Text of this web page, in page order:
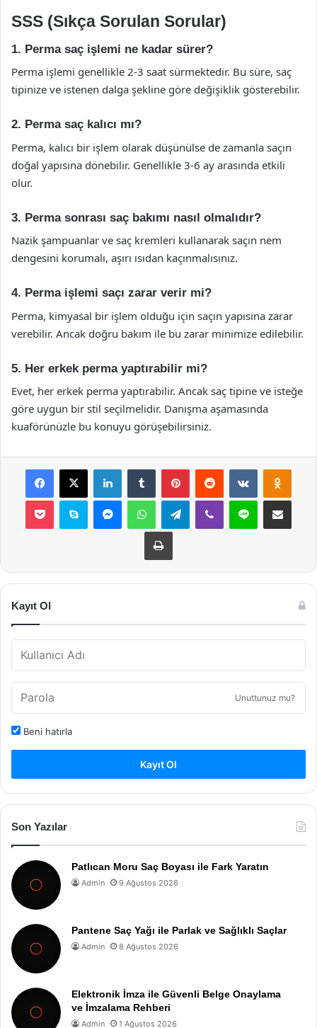
SSS (Sıkça Sorulan Sorular)
1. Perma saç işlemi ne kadar sürer?
Perma işlemi genellikle 2-3 saat sürmektedir. Bu süre, saç
tipinize ve istenen dalga şekline göre değişiklik gösterebilir.
2. Perma saç kalıcı mı?
Perma, kalıcı bir işlem olarak düşünülse de zamanla saçın
doğal yapısına dönebilir. Genellikle 3-6 ay arasında etkili
olur.
3. Perma sonrası saç bakımı nasıl olmalıdır?
Nazik şampuanlar ve saç kremleri kullanarak saçın nem
dengesini korumalı, aşırı ısıdan kaçınmalısınız.
4. Perma işlemi saçı zarar verir mi?
Perma, kimyasal bir işlem olduğu için saçın yapısına zarar
verebilir. Ancak doğru bakım ile bu zarar minimize edilebilir.
5. Her erkek perma yaptırabilir mi?
Evet, her erkek perma yaptırabilir. Ancak saç tipine ve isteğe
göre uygun bir stil seçilmelidir. Danışma aşamasında
kuaförünüzle bu konuyu görüşebilirsiniz.
Facebook
X LinkedInTumblr PinterestReddit VKontakte
Pocket Skype MessengerWhatsAppTelegramViber Line E-Posta ile
Yazdır
Kayıt Ol
Unuttunuz mu?
Beni hatırla
Kayıt Ol
Son Yazılar
Patlıcan Moru Saç Boyası ile Fark Yaratın
Admin 9 Ağustos 2026
Pantene Saç Yağı ile Parlak ve Sağlıklı Saçlar
Admin 8 Ağustos 2026
Elektronik İmza ile Güvenli Belge Onaylama
ve İmzalama Rehberi
Admin 1 Ağustos 2026